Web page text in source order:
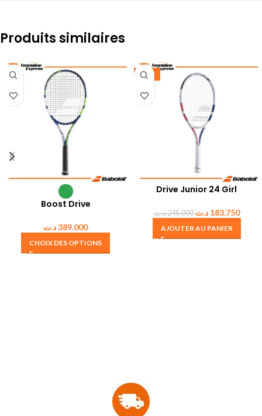
Produits similaires
Boost Drive
389.000د.ت
CHOIX DES OPTIONS
-25%
Drive Junior 24 Girl
245.000د.ت 183.750 د.ت
AJOUTER AU PANIER